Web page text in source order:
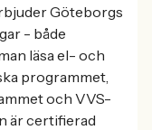
Göteborgs
- både
läsa el- och
programmet,
och VVS-
är certifierad